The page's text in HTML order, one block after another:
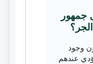
جمهور
وجود
عندهم